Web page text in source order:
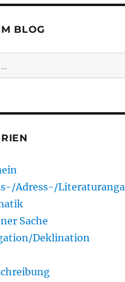
BLOG
Adress-/
Sache
Deklination